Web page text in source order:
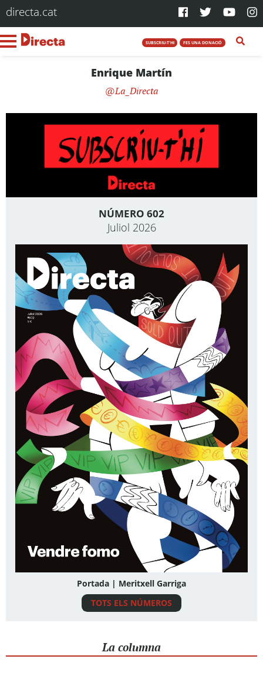
directa.cat
SUBSCRIU-T'HI FES UNA DONACIÓ
Enrique Martín
La_Directa
NÚMERO 602
Juliol 2026
Portada | Meritxell Garriga
TOTS ELS NÚMEROS
La columna